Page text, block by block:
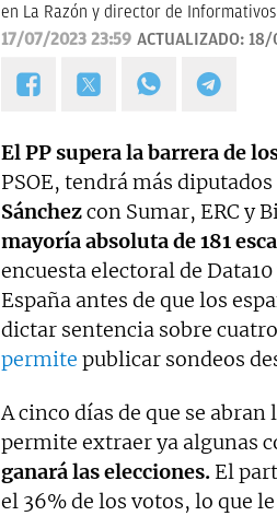
en La Razón y director de
17/07/2023 23:59 ACTUALIZADO: 18/
El PP supera la barrera de
PSOE, tendrá más
Sánchezcon Sumar, ERC y
mayoría absoluta de 181
encuesta electoral de
España antes de que los
dictar sentencia sobre
permite publicar sondeos
A cinco días de que se
permite extraer ya algunas
ganará las elecciones. El
el 36% de los votos, lo que